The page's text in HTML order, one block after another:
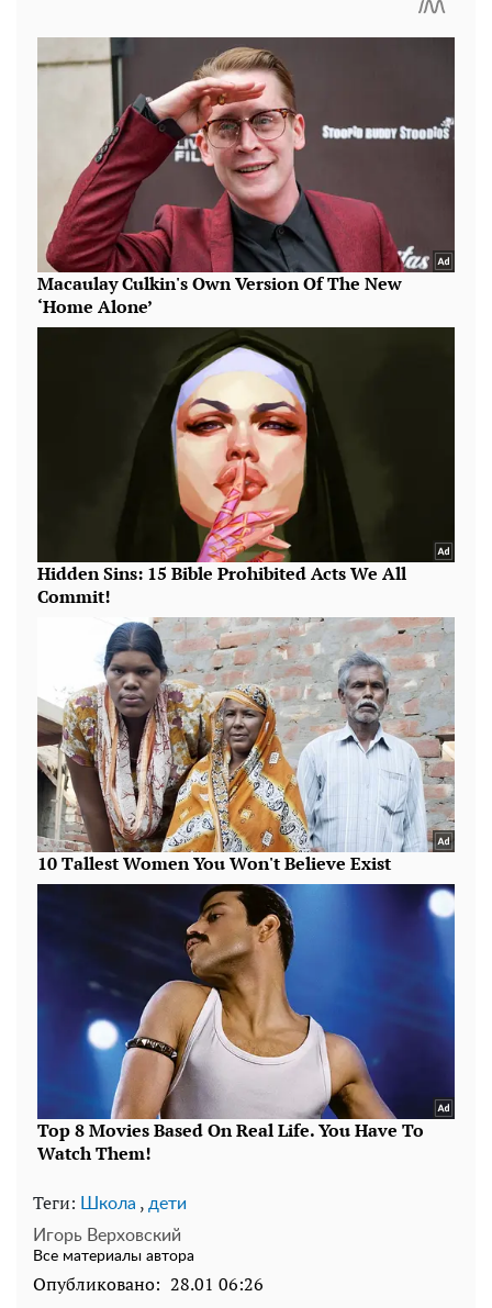
Теги: Школа , дети
Игорь Верховский
Все материалы автора
Опубликовано: 28.01 06:26